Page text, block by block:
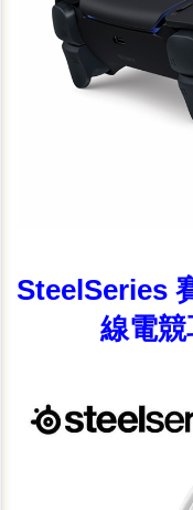
SteelSeries
線電